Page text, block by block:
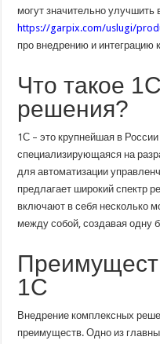
могут значительно улучшить
https://garpix.com/uslugi/
про внедрению и
Что такое
решения?
1С – это крупнейшая в
специализирующаяся на
для автоматизации
предлагает широкий спектр
включают в себя несколько
между собой, создавая одну
1С
Внедрение комплексных
преимуществ. Одно из